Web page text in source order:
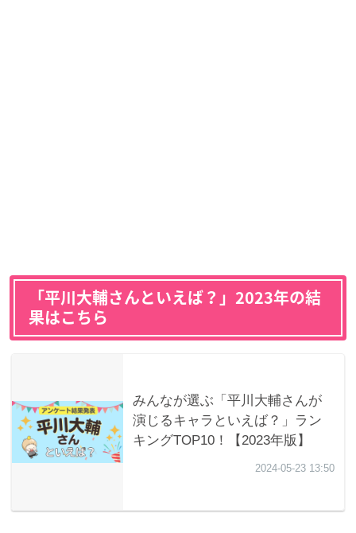
「平川大輔さんといえば？」2023年の結
果はこちら